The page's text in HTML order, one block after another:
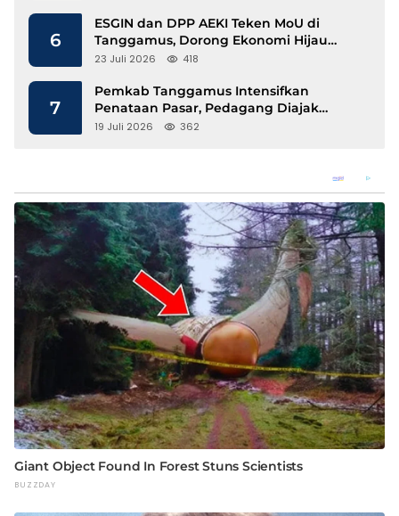
6
ESGIN dan DPP AEKI Teken MoU di
Tanggamus, Dorong Ekonomi Hijau
Berbasis Kopi dan Perdagangan Karbon
23 Juli 2026 418
7
Pemkab Tanggamus Intensifkan
Penataan Pasar, Pedagang Diajak
Tempati Pasar Modern Talang Padang
19 Juli 2026 362